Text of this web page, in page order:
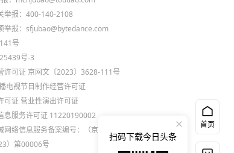
举报：400-140-2108
举报：sfjubao@bytedance.com
号
号-3
许可证 京网文〔2023〕3628-111号
电视节目制作经营许可证
可证 营业性演出许可证
息服务许可证 11220190002
网络信息服务备案编号：（京）网药械信
）第00006号
首页
扫码下载今日头条